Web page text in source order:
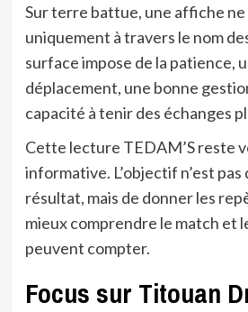
Sur terre battue, une affiche ne
uniquement à travers le nom
surface impose de la patience,
déplacement, une bonne
capacité à tenir des échanges
Cette lecture TEDAM’S reste
informative. L’objectif n’est pas
résultat, mais de donner les
mieux comprendre le match et
peuvent compter.
Focus sur Titouan